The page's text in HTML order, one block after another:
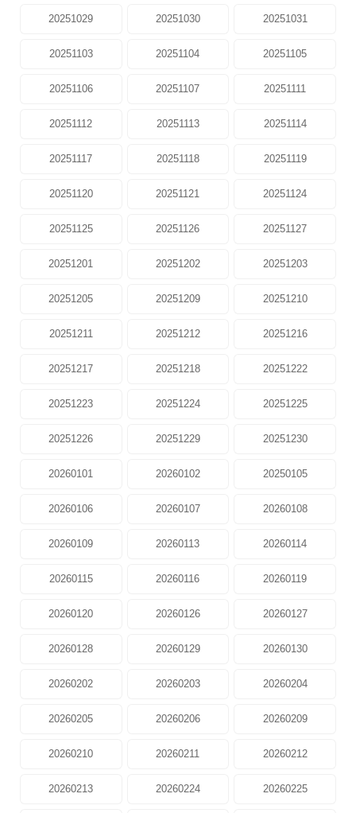
20251029 20251030 20251031
20251103 20251104 20251105
20251106 20251107 20251111
20251112 20251113 20251114
20251117 20251118 20251119
20251120 20251121 20251124
20251125 20251126 20251127
20251201 20251202 20251203
20251205 20251209 20251210
20251211 20251212 20251216
20251217 20251218 20251222
20251223 20251224 20251225
20251226 20251229 20251230
20260101 20260102 20250105
20260106 20260107 20260108
20260109 20260113 20260114
20260115 20260116 20260119
20260120 20260126 20260127
20260128 20260129 20260130
20260202 20260203 20260204
20260205 20260206 20260209
20260210 20260211 20260212
20260213 20260224 20260225